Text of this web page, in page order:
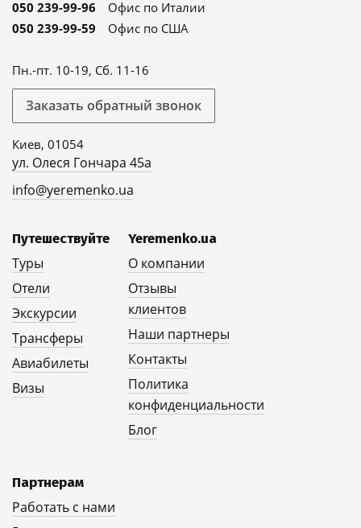
050 239-99-96
Офис по Италии
050 239-99-59
Офис по США
Пн.-пт. 10-19, Сб. 11-16
Заказать обратный звонок
Киев, 01054
ул. Олеся Гончара 45а
info@yeremenko.ua
Путешествуйте
Туры
Отели
Экскурсии
Трансферы
Авиабилеты
Визы
Yeremenko.ua
О компании
Отзывы
клиентов
Наши партнеры
Контакты
Политика
конфиденциальности
Блог
Партнерам
Работать с нами